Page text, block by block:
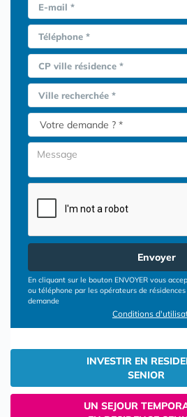
E-mail *
Téléphone *
CP ville résidence *
Ville recherchée *
Envoyer
En cliquant sur le bouton ENVOYER vous
ou téléphone par les opérateurs de
demande
Conditions
INVESTIR EN
SENIOR
UN SEJOUR